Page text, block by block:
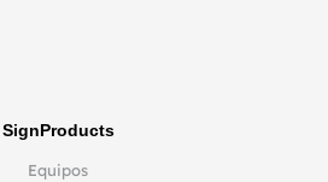
SignProducts
Equipos